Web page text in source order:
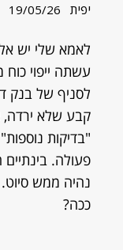
יפית 19/05/26
לאמא שלי יש
עשתה ייפוי
לסניף של בנק
קבע שלא
"בדיקות
פעולה.
נהיה ממש
ככה?